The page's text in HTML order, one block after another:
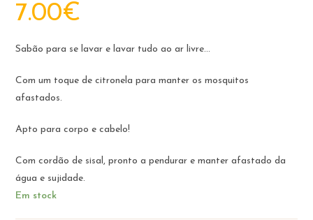
7.00€
Sabão para se lavar e lavar tudo ao ar livre…
Com um toque de citronela para manter os mosquitos
afastados.
Apto para corpo e cabelo!
Com cordão de sisal, pronto a pendurar e manter afastado da
água e sujidade.
Em stock